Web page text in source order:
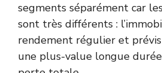
segments séparément car
sont très différents :
rendement régulier et
une plus-value longue